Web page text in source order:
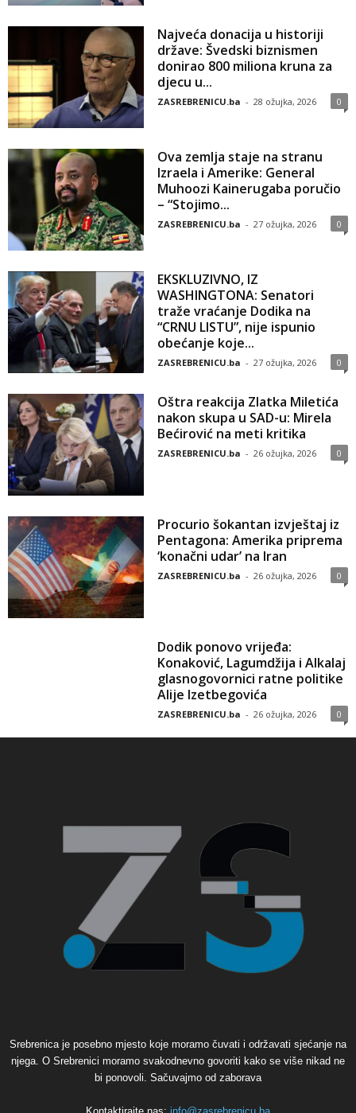
Najveća donacija u historiji
države: Švedski biznismen
donirao 800 miliona kruna za
djecu u...
ZASREBRENICU.ba - 28 ožujka, 2026 0
Ova zemlja staje na stranu
Izraela i Amerike: General
Muhoozi Kainerugaba poručio
– “Stojimo...
ZASREBRENICU.ba - 27 ožujka, 2026 0
EKSKLUZIVNO, IZ
WASHINGTONA: Senatori
traže vraćanje Dodika na
“CRNU LISTU”, nije ispunio
obećanje koje...
ZASREBRENICU.ba - 27 ožujka, 2026 0
Oštra reakcija Zlatka Miletića
nakon skupa u SAD-u: Mirela
Bećirović na meti kritika
ZASREBRENICU.ba - 26 ožujka, 2026 0
Procurio šokantan izvještaj iz
Pentagona: Amerika priprema
‘konačni udar’ na Iran
ZASREBRENICU.ba - 26 ožujka, 2026 0
Dodik ponovo vrijeđa:
Konaković, Lagumdžija i Alkalaj
glasnogovornici ratne politike
Alije Izetbegovića
ZASREBRENICU.ba - 26 ožujka, 2026 0
Srebrenica je posebno mjesto koje moramo čuvati i održavati sjećanje na
njega. O Srebrenici moramo svakodnevno govoriti kako se više nikad ne
bi ponovoli. Sačuvajmo od zaborava